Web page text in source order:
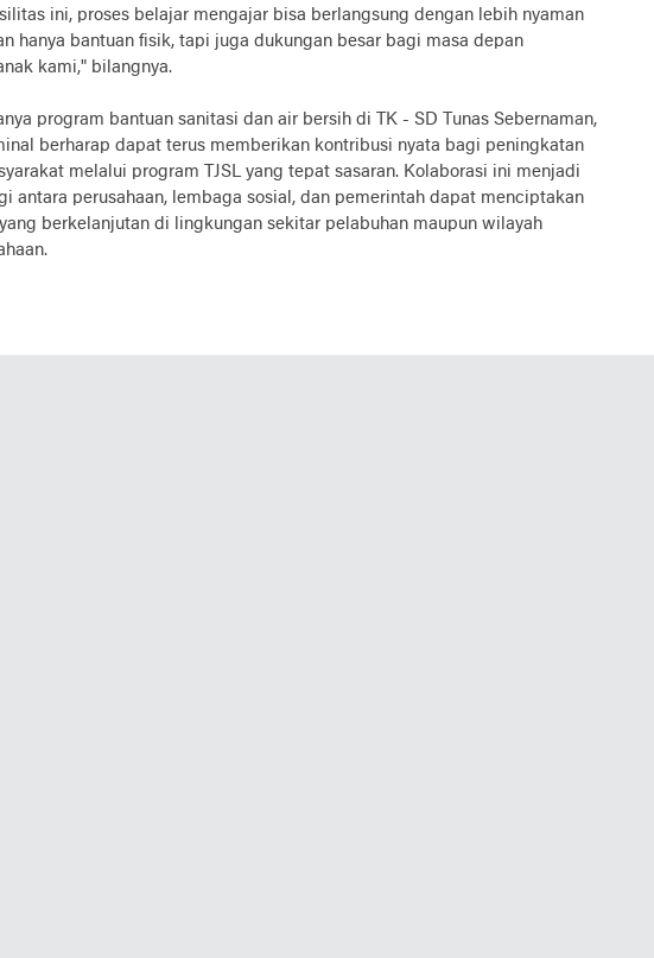
ini, proses belajar mengajar bisa berlangsung dengan lebih nyaman
hanya bantuan fisik, tapi juga dukungan besar bagi masa depan
kami," bilangnya.
program bantuan sanitasi dan air bersih di TK - SD Tunas Sebernaman,
berharap dapat terus memberikan kontribusi nyata bagi peningkatan
melalui program TJSL yang tepat sasaran. Kolaborasi ini menjadi
antara perusahaan, lembaga sosial, dan pemerintah dapat menciptakan
berkelanjutan di lingkungan sekitar pelabuhan maupun wilayah